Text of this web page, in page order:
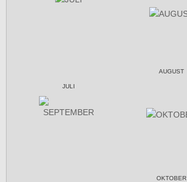
JULI
AUGUST
OKTOBER